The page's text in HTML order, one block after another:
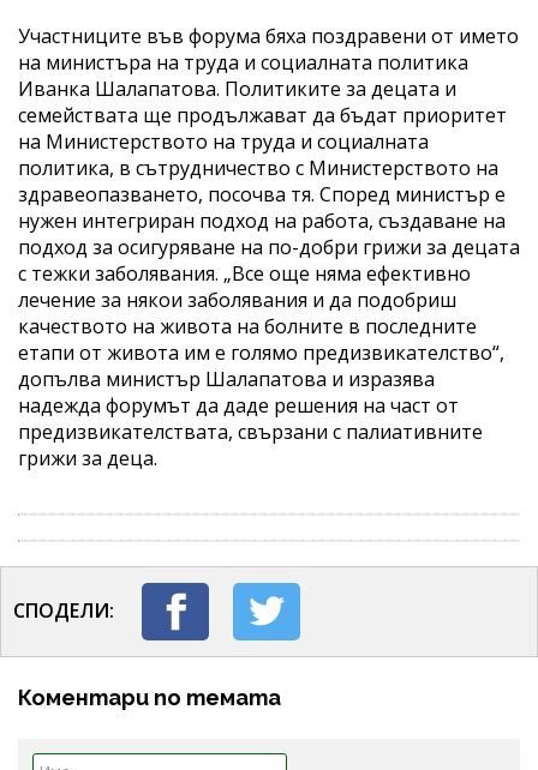
Участниците във форума бяха поздравени от името
на министъра на труда и социалната политика
Иванка Шалапатова. Политиките за децата и
семействата ще продължават да бъдат приоритет
на Министерството на труда и социалната
политика, в сътрудничество с Министерството на
здравеопазването, посочва тя. Според министър е
нужен интегриран подход на работа, създаване на
подход за осигуряване на по-добри грижи за децата
с тежки заболявания. „Все още няма ефективно
лечение за някои заболявания и да подобриш
качеството на живота на болните в последните
етапи от живота им е голямо предизвикателство“,
допълва министър Шалапатова и изразява
надежда форумът да даде решения на част от
предизвикателствата, свързани с палиативните
грижи за деца.
СПОДЕЛИ:
Коментари по темата